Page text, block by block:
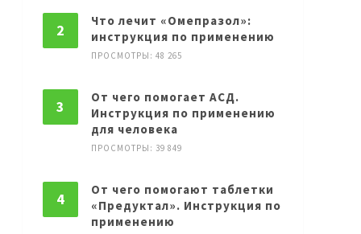
Что лечит «Омепразол»:
инструкция по применению
ПРОСМОТРЫ: 48 265
От чего помогает АСД.
Инструкция по применению
для человека
ПРОСМОТРЫ: 39 849
От чего помогают таблетки
«Предуктал». Инструкция по
применению